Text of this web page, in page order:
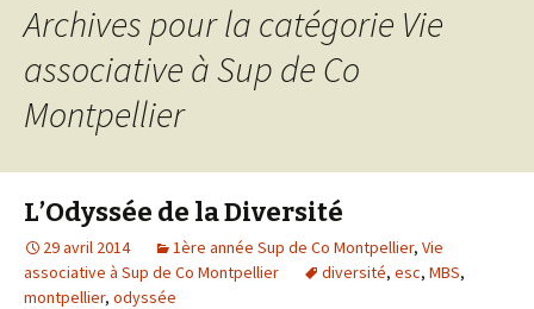
Archives pour la catégorie Vie
associative à Sup de Co
Montpellier
L’Odyssée de la Diversité
29 avril 2014 1ère année Sup de Co Montpellier, Vie
associative à Sup de Co Montpellier
diversité, esc, MBS,
montpellier, odyssée